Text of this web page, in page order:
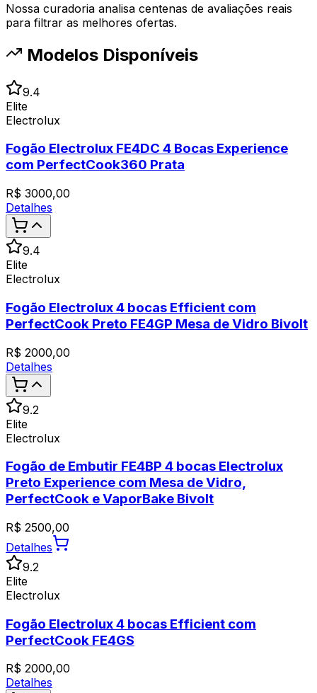
Nossa curadoria analisa centenas de avaliações reais
para filtrar as melhores ofertas.
Modelos Disponíveis
9.4
Elite
Electrolux
Fogão Electrolux FE4DC 4 Bocas Experience
com PerfectCook360 Prata
R$ 3000,00
Detalhes
9.4
Elite
Electrolux
Fogão Electrolux 4 bocas Efficient com
PerfectCook Preto FE4GP Mesa de Vidro Bivolt
R$ 2000,00
Detalhes
9.2
Elite
Electrolux
Fogão de Embutir FE4BP 4 bocas Electrolux
Preto Experience com Mesa de Vidro,
PerfectCook e VaporBake Bivolt
R$ 2500,00
Detalhes
9.2
Elite
Electrolux
Fogão Electrolux 4 bocas Efficient com
PerfectCook FE4GS
R$ 2000,00
Detalhes